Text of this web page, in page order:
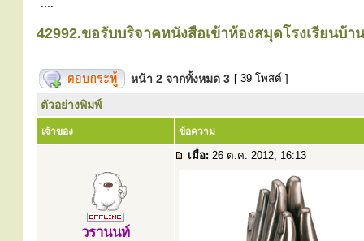
42992.ขอรับบริจาคหนังสือเข้าห้องสมุดโรงเรียนบ้า
หน้า 2 จากทั้งหมด 3 [ 39 โพสต์ ]
ตัวอย่างพิมพ์
เจ้าของ ข้อความ
เมื่อ: 26 ต.ค. 2012, 16:13
วรานนท์